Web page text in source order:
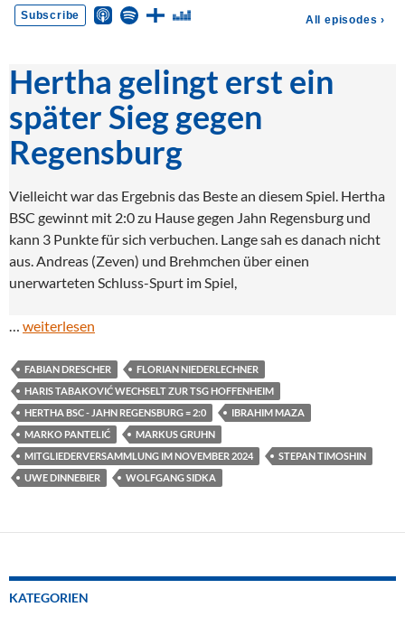
Hertha gelingt erst ein
später Sieg gegen
Regensburg
Vielleicht war das Ergebnis das Beste an diesem Spiel. Hertha
BSC gewinnt mit 2:0 zu Hause gegen Jahn Regensburg und
kann 3 Punkte für sich verbuchen. Lange sah es danach nicht
aus. Andreas (Zeven) und Brehmchen über einen
unerwarteten Schluss-Spurt im Spiel,
… weiterlesen
FABIAN DRESCHER
FLORIAN NIEDERLECHNER
HARIS TABAKOVIĆ WECHSELT ZUR TSG HOFFENHEIM
HERTHA BSC - JAHN REGENSBURG = 2:0
IBRAHIM MAZA
MARKO PANTELIĆ
MARKUS GRUHN
MITGLIEDERVERSAMMLUNG IM NOVEMBER 2024
STEPAN TIMOSHIN
UWE DINNEBIER
WOLFGANG SIDKA
KATEGORIEN